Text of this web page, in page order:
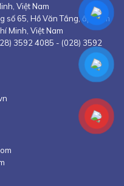
Việt Nam
số 65, Hồ Văn Tắng, ấp Xóm
Minh, Việt Nam
3592 4085 - (028) 3592